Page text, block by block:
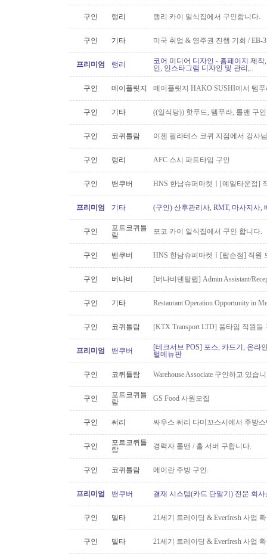
구인 랭리 랭리 카이 일식집에서 구인합니다.
구인 기타 미국 취업 & 영주권 진행 기회 / EB-
프리미엄 랭리
코어 미디어 디자인 - 홈페이지 제
인, 인스타그램 디자인 및 관리,..
구인 메이플릿지 메이플릿지 HAKO SUSHI에서 템
구인 기타 ((일식당)) 핫푸드, 템푸라, 롤맨 구
구인 코퀴틀람 이젠 필라테스 코퀴 지점에서 강사
구인 랭리 AFC 스시 파트타임 구인
구인 밴쿠버 HNS 한남슈퍼마켓ㅣ[예일타운점]
프리미엄 기타 (구인) 산후관리사, RMT, 마사지사,
구인
포트코퀴틀
람
포코 카이 일식집에서 구인 합니다.
구인 밴쿠버 HNS 한남슈퍼마켓ㅣ[랍슨점] 직원
구인 버나비 [버나비덴탈랩] Admin Assistant/
구인 기타 Restaurant Operation Opportunity in
구인 코퀴틀람 [KTX Transport LTD] 풀타임 직원
프리미엄 밴쿠버
[테크서브 POS] 포스, 카드기, 온라
털메뉴판
구인 코퀴틀람 Warehouse Associate 구인하고 있습
구인
포트코퀴틀
람
GS Food 사원모집
구인 써리 싸우스 써리 다미꼬스시에서 주방
구인
포트코퀴틀
람
경력자 롤맨 / 홀 서버 구합니다.
구인 코퀴틀람 메이란 주방 구인.
프리미엄 밴쿠버 결재 시스템(카드 단말기) 전문 회
구인 델타 21세기 트레이딩 & Everfresh 사업
구인 델타 21세기 트레이딩 & Everfresh 사업